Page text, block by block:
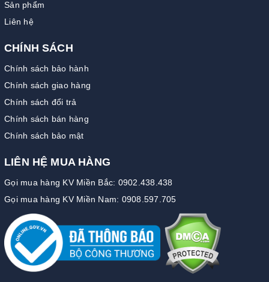
Sản phẩm
Liên hệ
CHÍNH SÁCH
Chính sách bảo hành
Chính sách giao hàng
Chính sách đổi trả
Chính sách bán hàng
Chính sách bảo mật
LIÊN HỆ MUA HÀNG
Gọi mua hàng KV Miền Bắc: 0902.438.438
Gọi mua hàng KV Miền Nam: 0908.597.705